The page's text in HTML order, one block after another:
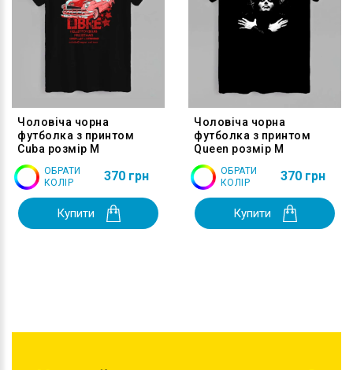
Чоловіча чорна
футболка з принтом
Cuba розмір M
ОБРАТИ
КОЛІР
370 грн
Купити
Чоловіча чорна
футболка з принтом
Queen розмір M
ОБРАТИ
КОЛІР
370 грн
Купити